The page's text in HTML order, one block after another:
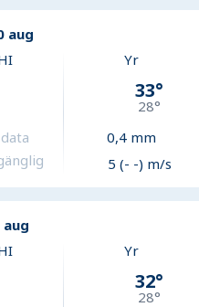
aug
Yr
33°
28°
0,4mm
5 (- -) m/s
aug
Yr
32°
28°